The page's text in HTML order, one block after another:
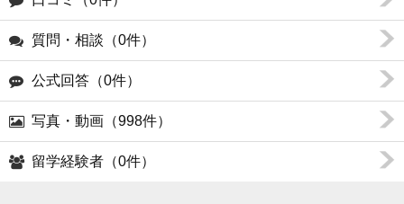
質問・相談（0件）
公式回答（0件）
写真・動画（998件）
留学経験者（0件）